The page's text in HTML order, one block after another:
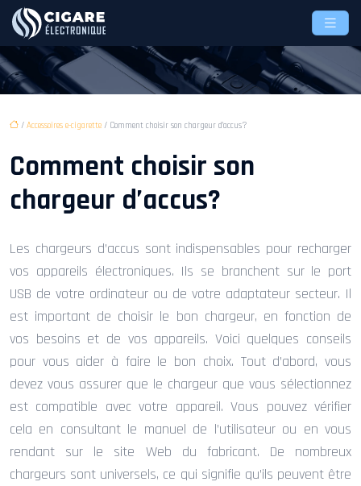
/ Accessoires e-cigarette / Comment choisir son chargeur d’accus?
Comment choisir son
chargeur d’accus?
Les chargeurs d’accus sont indispensables pour recharger
vos appareils électroniques. Ils se branchent sur le port
USB de votre ordinateur ou de votre adaptateur secteur. Il
est important de choisir le bon chargeur, en fonction de
vos besoins et de vos appareils. Voici quelques conseils
pour vous aider à faire le bon choix. Tout d’abord, vous
devez vous assurer que le chargeur que vous sélectionnez
est compatible avec votre appareil. Vous pouvez vérifier
cela en consultant le manuel de l’utilisateur ou en vous
rendant sur le site Web du fabricant. De nombreux
chargeurs sont universels, ce qui signifie qu’ils peuvent être